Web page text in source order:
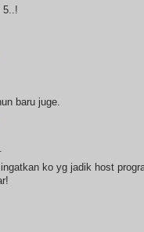
5..!
baru juge.
ko yg jadik host